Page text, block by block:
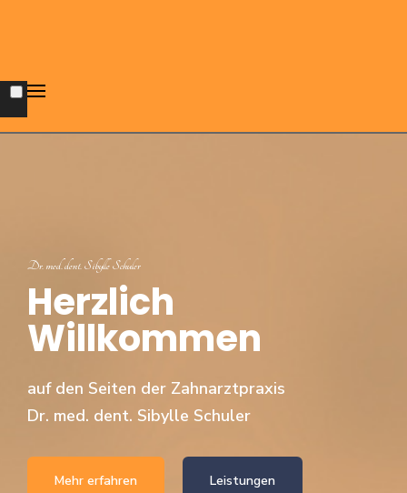
Dr. med. dent. Sibylle Schuler
Herzlich
Willkommen
auf den Seiten der Zahnarztpraxis
Dr. med. dent. Sibylle Schuler
Mehr erfahren Leistungen